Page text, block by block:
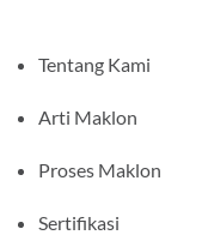
Tentang Kami
Arti Maklon
Proses Maklon
Sertifikasi